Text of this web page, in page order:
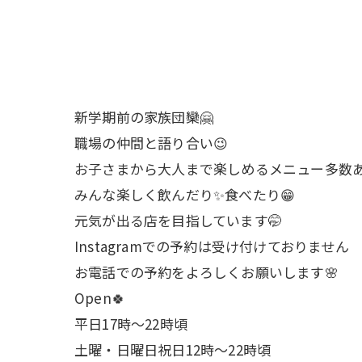
新学期前の家族団欒🤗
職場の仲間と語り合い😉
お子さまから大人まで楽しめるメニュー多数
みんな楽しく飲んだり✨食べたり😁
元気が出る店を目指しています🤭
Instagramでの予約は受け付けておりません
お電話での予約をよろしくお願いします🌸
Open🍀
平日17時～22時頃
土曜・日曜日祝日12時〜22時頃